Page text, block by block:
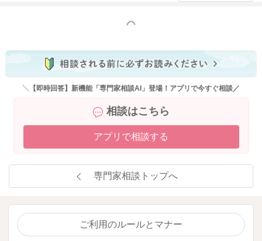
もっと見る
＼【即時回答】新機能「専門家相談AI」登場！アプリで今すぐ相談／
相談はこちら
アプリで相談する
専門家相談トップへ
ご利用のルールとマナー